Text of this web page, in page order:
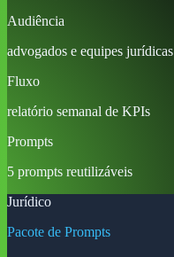
Audiência
advogados e equipes jurídicas
Fluxo
relatório semanal de KPIs
Prompts
5 prompts reutilizáveis
Jurídico
Pacote de Prompts